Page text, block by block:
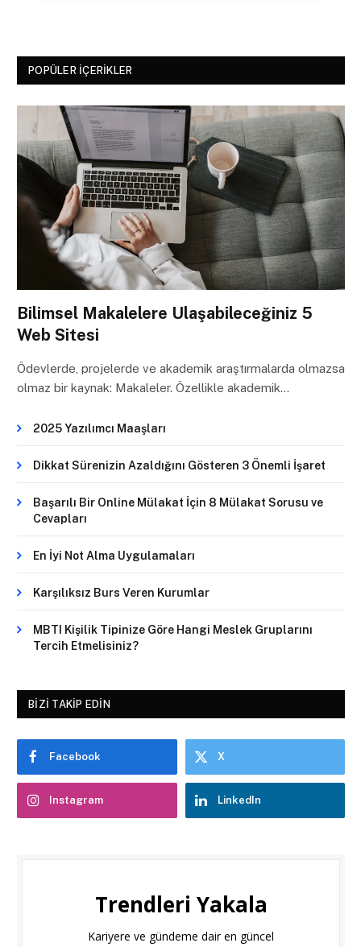
POPÜLER İÇERIKLER
Bilimsel Makalelere Ulaşabileceğiniz 5
Web Sitesi
Ödevlerde, projelerde ve akademik araştırmalarda olmazsa
olmaz bir kaynak: Makaleler. Özellikle akademik…
2025 Yazılımcı Maaşları
Dikkat Sürenizin Azaldığını Gösteren 3 Önemli İşaret
Başarılı Bir Online Mülakat İçin 8 Mülakat Sorusu ve
Cevapları
En İyi Not Alma Uygulamaları
Karşılıksız Burs Veren Kurumlar
MBTI Kişilik Tipinize Göre Hangi Meslek Gruplarını
Tercih Etmelisiniz?
BIZI TAKIP EDIN
Facebook X
Instagram LinkedIn
Trendleri Yakala
Kariyere ve gündeme dair en güncel